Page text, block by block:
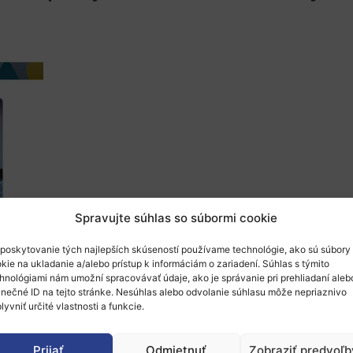
Spravujte súhlas so súbormi cookie
tých najlepších skúseností používame technológie, ako sú súbory
na ukladanie a/alebo prístup k informáciám o zariadení. Súhlas s týmito
nám umožní spracovávať údaje, ako je správanie pri prehliadaní
ID na tejto stránke. Nesúhlas alebo odvolanie súhlasu môže nepriaznivo
určité vlastnosti a funkcie.
naonline informačné a networkingové
narecykláciu batérií z elektromobilov
Call with India on Recycling of EV